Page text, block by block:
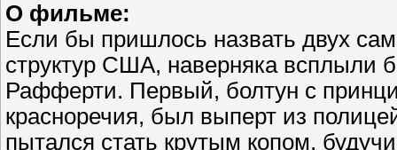
О фильме:
Если бы пришлось назвать двух
структур США, наверняка всплыли
Рафферти. Первый, болтун с
красноречия, был выперт из
пытался стать крутым копом,